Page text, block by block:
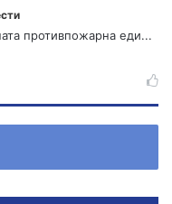
противпожарна еди...